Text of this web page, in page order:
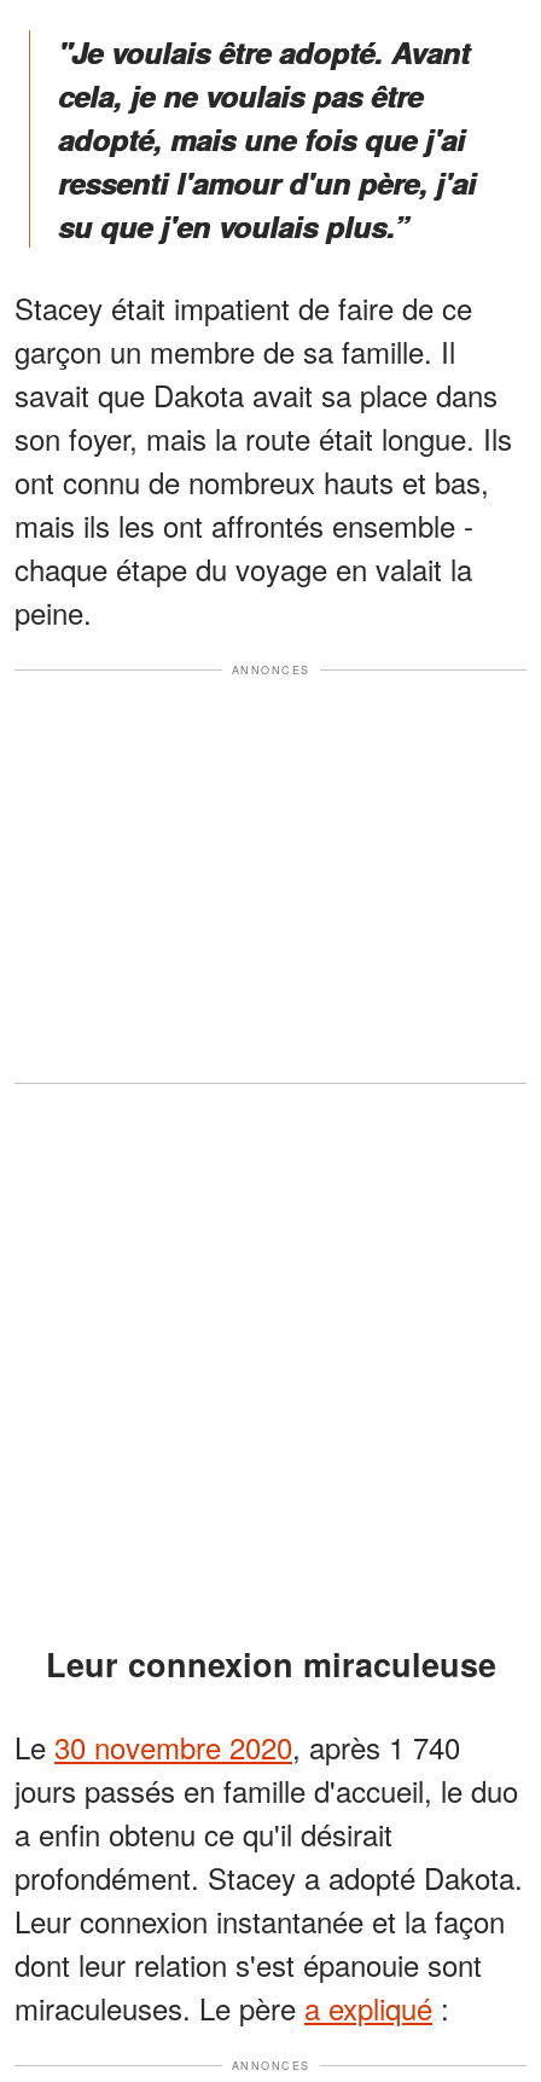
"Je voulais être adopté. Avant
cela, je ne voulais pas être
adopté, mais une fois que j'ai
ressenti l'amour d'un père, j'ai
su que j'en voulais plus.”
Stacey était impatient de faire de ce
garçon un membre de sa famille. Il
savait que Dakota avait sa place dans
son foyer, mais la route était longue. Ils
ont connu de nombreux hauts et bas,
mais ils les ont affrontés ensemble -
chaque étape du voyage en valait la
peine.
ANNONCES
Leur connexion miraculeuse
Le 30 novembre 2020, après 1 740
jours passés en famille d'accueil, le duo
a enfin obtenu ce qu'il désirait
profondément. Stacey a adopté Dakota.
Leur connexion instantanée et la façon
dont leur relation s'est épanouie sont
miraculeuses. Le père a expliqué :
ANNONCES